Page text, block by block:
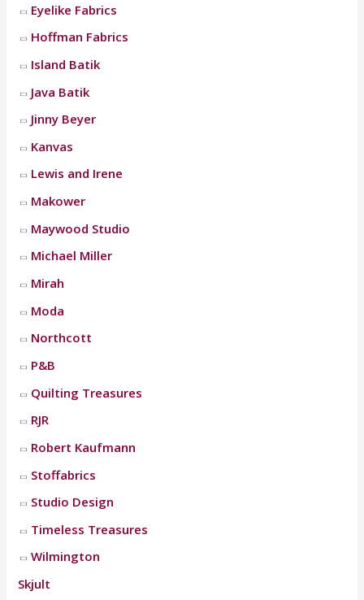
Eyelike Fabrics
Hoffman Fabrics
Island Batik
Java Batik
Jinny Beyer
Kanvas
Lewis and Irene
Makower
Maywood Studio
Michael Miller
Mirah
Moda
Northcott
P&B
Quilting Treasures
RJR
Robert Kaufmann
Stoffabrics
Studio Design
Timeless Treasures
Wilmington
Skjult